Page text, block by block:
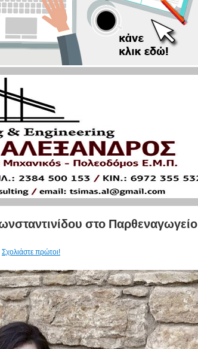
στο Παρθεναγωγείο
Σχολιάστε πρώτοι!